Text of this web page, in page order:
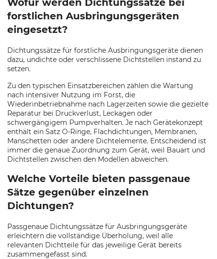
Wofür werden Dichtungssätze bei
forstlichen Ausbringungsgeräten
eingesetzt?
Dichtungssätze für forstliche Ausbringungsgeräte dienen
dazu, undichte oder verschlissene Dichtstellen instand zu
setzen.
Zu den typischen Einsatzbereichen zählen die Wartung
nach intensiver Nutzung im Forst, die
Wiederinbetriebnahme nach Lagerzeiten sowie die gezielte
Reparatur bei Druckverlust, Leckagen oder
schwergängigem Pumpverhalten. Je nach Gerätekonzept
enthält ein Satz O-Ringe, Flachdichtungen, Membranen,
Manschetten oder andere Dichtelemente. Entscheidend ist
immer die genaue Zuordnung zum Gerät, weil Bauart und
Dichtstellen zwischen den Modellen abweichen.
Welche Vorteile bieten passgenaue
Sätze gegenüber einzelnen
Dichtungen?
Passgenaue Dichtungssätze für Ausbringungsgeräte
erleichtern die vollständige Überholung, weil alle
relevanten Dichtteile für das jeweilige Gerät bereits
zusammengefasst sind.